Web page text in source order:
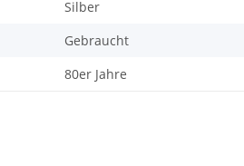
Silber
Gebraucht
80er Jahre